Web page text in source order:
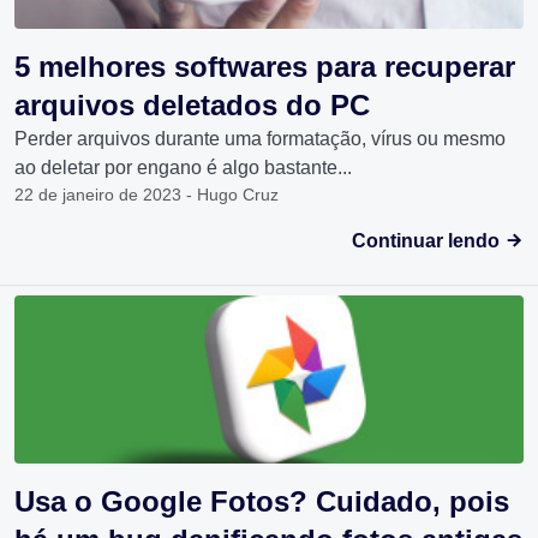
5 melhores softwares para recuperar
arquivos deletados do PC
Perder arquivos durante uma formatação, vírus ou mesmo
ao deletar por engano é algo bastante...
22 de janeiro de 2023 - Hugo Cruz
Continuar lendo
Usa o Google Fotos? Cuidado, pois